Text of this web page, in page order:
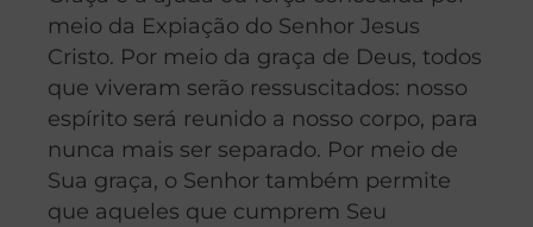
meio da Expiação do Senhor Jesus
Cristo. Por meio da graça de Deus, todos
que viveram serão ressuscitados: nosso
espírito será reunido a nosso corpo, para
nunca mais ser separado. Por meio de
Sua graça, o Senhor também permite
que aqueles que cumprem Seu